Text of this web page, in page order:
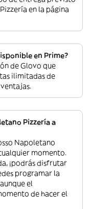
en la página
en Prime?
de Glovo que
ilimitadas de
Pizzería a
Napoletano
momento.
¡podrás disfrutar
programar la
el
de hacer el